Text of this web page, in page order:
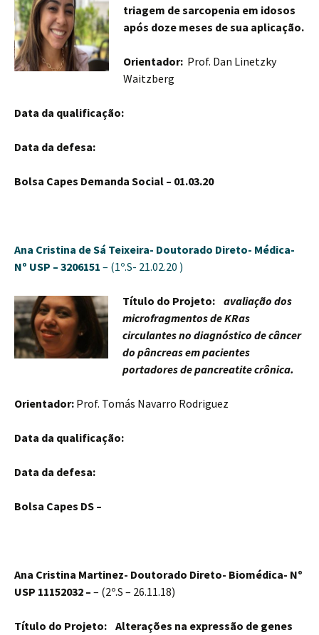
triagem de sarcopenia em idosos
após doze meses de sua aplicação.
Orientador: Prof. Dan Linetzky
Waitzberg
Data da qualificação:
Data da defesa:
Bolsa Capes Demanda Social – 01.03.20
Ana Cristina de Sá Teixeira- Doutorado Direto- Médica-
Nº USP – 3206151 – (1º.S- 21.02.20 )
Título do Projeto: avaliação dos
microfragmentos de KRas
circulantes no diagnóstico de câncer
do pâncreas em pacientes
portadores de pancreatite crônica.
Orientador: Prof. Tomás Navarro Rodriguez
Data da qualificação:
Data da defesa:
Bolsa Capes DS –
Ana Cristina Martinez- Doutorado Direto- Biomédica- Nº
USP 11152032 – – (2º.S – 26.11.18)
Título do Projeto: Alterações na expressão de genes